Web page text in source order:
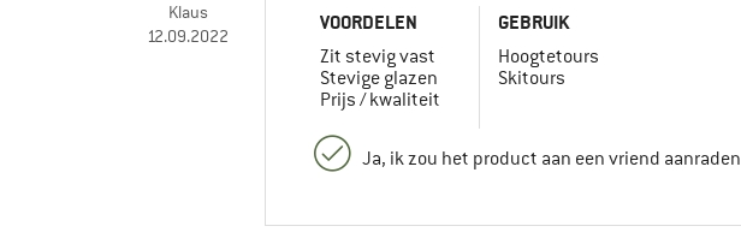
Klaus
12.09.2022
VOORDELEN
Zit stevig vast
Stevige glazen
Prijs / kwaliteit
GEBRUIK
Hoogtetours
Skitours
Ja, ik zou het product aan een vriend aanraden